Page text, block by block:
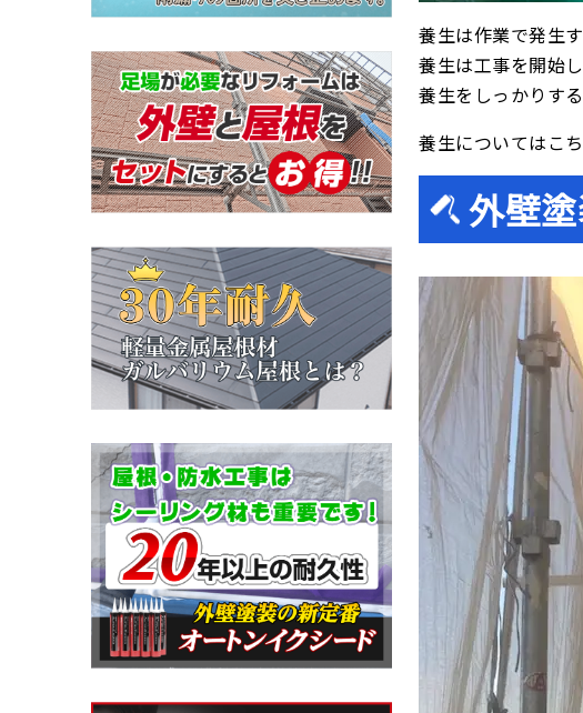
養生は作業で発生
養生は工事を開始
養生をしっかりす
養生についてはこ
外壁